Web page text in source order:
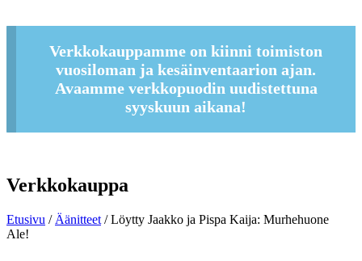
Verkkokauppamme on kiinni toimiston
vuosiloman ja kesäinventaarion ajan.
Avaamme verkkopuodin uudistettuna
syyskuun aikana!
Verkkokauppa
Etusivu / Äänitteet / Löytty Jaakko ja Pispa Kaija: Murhehuone
Ale!